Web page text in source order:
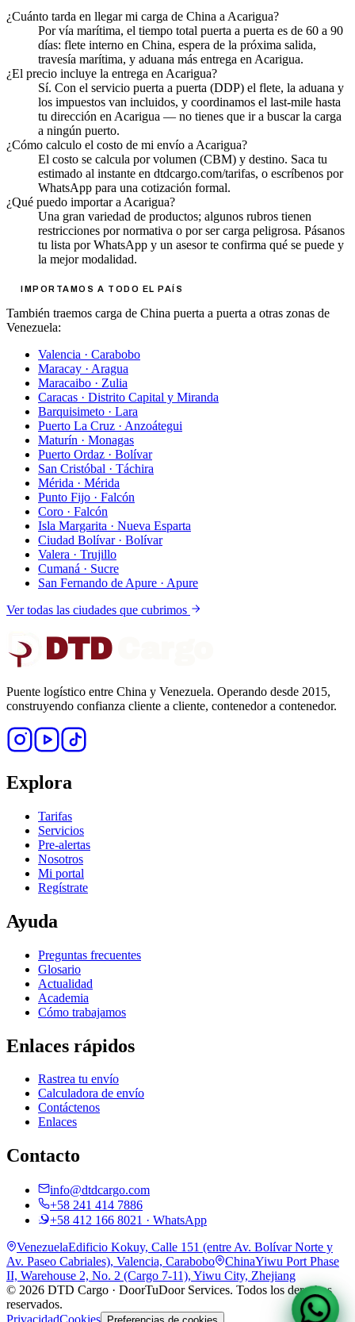
¿Cuánto tarda en llegar mi carga de China a Acarigua?
Por vía marítima, el tiempo total puerta a puerta es de 60 a 90
días: flete interno en China, espera de la próxima salida,
travesía marítima, y aduana más entrega en Acarigua.
¿El precio incluye la entrega en Acarigua?
Sí. Con el servicio puerta a puerta (DDP) el flete, la aduana y
los impuestos van incluidos, y coordinamos el last-mile hasta
tu dirección en Acarigua — no tienes que ir a buscar la carga
a ningún puerto.
¿Cómo calculo el costo de mi envío a Acarigua?
El costo se calcula por volumen (CBM) y destino. Saca tu
estimado al instante en dtdcargo.com/tarifas, o escríbenos por
WhatsApp para una cotización formal.
¿Qué puedo importar a Acarigua?
Una gran variedad de productos; algunos rubros tienen
restricciones por normativa o por ser carga peligrosa. Pásanos
tu lista por WhatsApp y un asesor te confirma qué se puede y
la mejor modalidad.
IMPORTAMOS A TODO EL PAÍS
También traemos carga de China puerta a puerta a otras zonas de
Venezuela:
Valencia · Carabobo
Maracay · Aragua
Maracaibo · Zulia
Caracas · Distrito Capital y Miranda
Barquisimeto · Lara
Puerto La Cruz · Anzoátegui
Maturín · Monagas
Puerto Ordaz · Bolívar
San Cristóbal · Táchira
Mérida · Mérida
Punto Fijo · Falcón
Coro · Falcón
Isla Margarita · Nueva Esparta
Ciudad Bolívar · Bolívar
Valera · Trujillo
Cumaná · Sucre
San Fernando de Apure · Apure
Ver todas las ciudades que cubrimos
DTD
Puente logístico entre China y Venezuela. Operando desde 2015,
construyendo confianza cliente a cliente, contenedor a contenedor.
Explora
Tarifas
Servicios
Pre-alertas
Nosotros
Mi portal
Regístrate
Ayuda
Preguntas frecuentes
Glosario
Actualidad
Academia
Cómo trabajamos
Enlaces rápidos
Rastrea tu envío
Calculadora de envío
Contáctenos
Enlaces
Contacto
info@dtdcargo.com
+58 241 414 7886
+58 412 166 8021 · WhatsApp
VenezuelaEdificio Kokuy, Calle 151 (entre Av. Bolívar Norte y
Av. Paseo Cabriales), Valencia, Carabobo ChinaYiwu Port Phase
II, Warehouse 2, No. 2 (Cargo 7-11), Yiwu City, Zhejiang
© 2026 DTD Cargo · DoorTuDoor Services. Todos los derechos
reservados.